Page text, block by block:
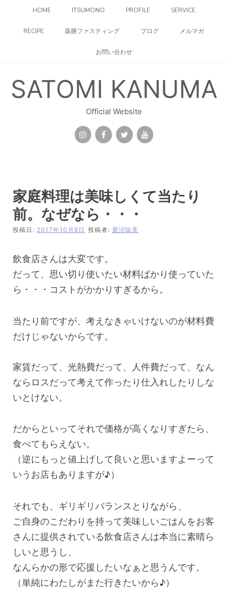
HOME ITSUMONO PROFILE SERVICE
RECIPE 薬膳ファスティング ブログ メルマガ
お問い合わせ
SATOMI KANUMA
Official Website
家庭料理は美味しくて当たり
前。なぜなら・・・
投稿日: 2017年10月8日 投稿者: 鹿沼聡美
飲食店さんは大変です。
だって、思い切り使いたい材料ばかり使っていた
ら・・・コストがかかりすぎるから。
当たり前ですが、考えなきゃいけないのが材料費
だけじゃないからです。
家賃だって、光熱費だって、人件費だって、なん
ならロスだって考えて作ったり仕入れしたりしな
いとけない。
だからといってそれで価格が高くなりすぎたら、
食べてもらえない。
（逆にもっと値上げして良いと思いますよーって
いうお店もありますが♪）
それでも、ギリギリバランスとりながら、
ご自身のこだわりを持って美味しいごはんをお客
さんに提供されている飲食店さんは本当に素晴ら
しいと思うし、
なんらかの形で応援したいなぁと思うんです。
（単純にわたしがまた行きたいから♪）